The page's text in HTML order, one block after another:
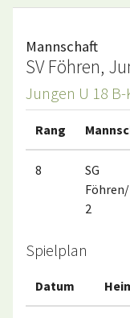
Mannschaft
SV Föhren,
Jungen U 18 B-
Rang
8
SG
2
Spielplan
Datum